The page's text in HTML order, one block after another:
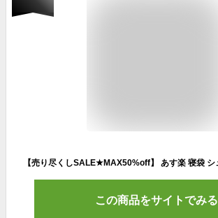
この商品をサイトでみる